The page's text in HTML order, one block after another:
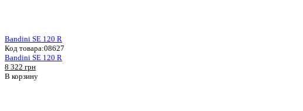
Bandini SE 120 R
Код товара:08627
Bandini SE 120 R
8 322 грн
В корзину